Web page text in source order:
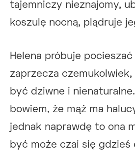
tajemniczy nieznajomy,
koszulę nocną, plądruje
Helena próbuje pocieszać
zaprzecza
być dziwne i
bowiem, że mąż ma
jednak naprawdę to ona
być może czai się gdzieś